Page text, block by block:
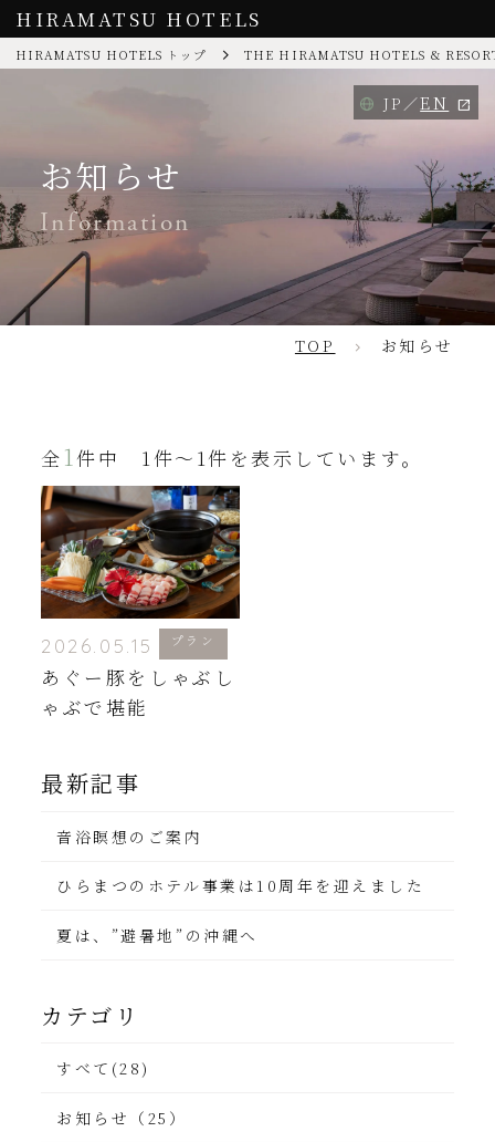
HIRAMATSU HOTELS
HIRAMATSU HOTELS トップ THE HIRAMATSU HOTELS &
JP EN
お知らせ
Information
TOP お知らせ
全 1件中 1件～1件を表示しています。
2026.05.15 プラン
あぐー豚をしゃぶし
ゃぶで堪能
最新記事
音浴瞑想のご案内
ひらまつのホテル事業は10周年を迎えました
夏は、”避暑地”の沖縄へ
カテゴリ
すべて(28)
お知らせ（25）